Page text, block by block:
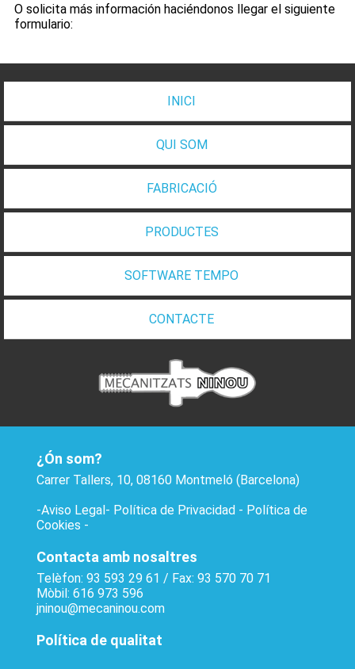
O solicita más información haciéndonos llegar el siguiente
formulario:
INICI
QUI SOM
FABRICACIÓ
PRODUCTES
SOFTWARE TEMPO
CONTACTE
¿Ón som?
Carrer Tallers, 10, 08160 Montmeló (Barcelona)
-Aviso Legal- Política de Privacidad - Política de
Cookies -
Contacta amb nosaltres
Telèfon: 93 593 29 61 / Fax: 93 570 70 71
Mòbil: 616 973 596
jninou@mecaninou.com
Política de qualitat